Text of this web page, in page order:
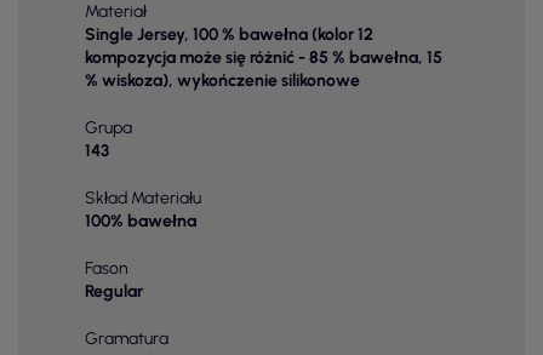
Materiał
Single Jersey, 100 % bawełna (kolor 12
kompozycja może się różnić - 85 % bawełna, 15
% wiskoza), wykończenie silikonowe
Grupa
143
Skład Materiału
100% bawełna
Fason
Regular
Gramatura